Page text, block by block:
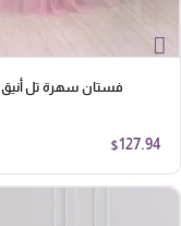
فستان سهرة تل أنيق
$127.94